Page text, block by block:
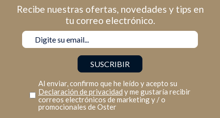
Recibe nuestras ofertas, novedades y tips en
tu correo electrónico.
Al enviar, confirmo que he leído y acepto su
Declaración de privacidad y me gustaría recibir
correos electrónicos de marketing y / o
promocionales de Oster